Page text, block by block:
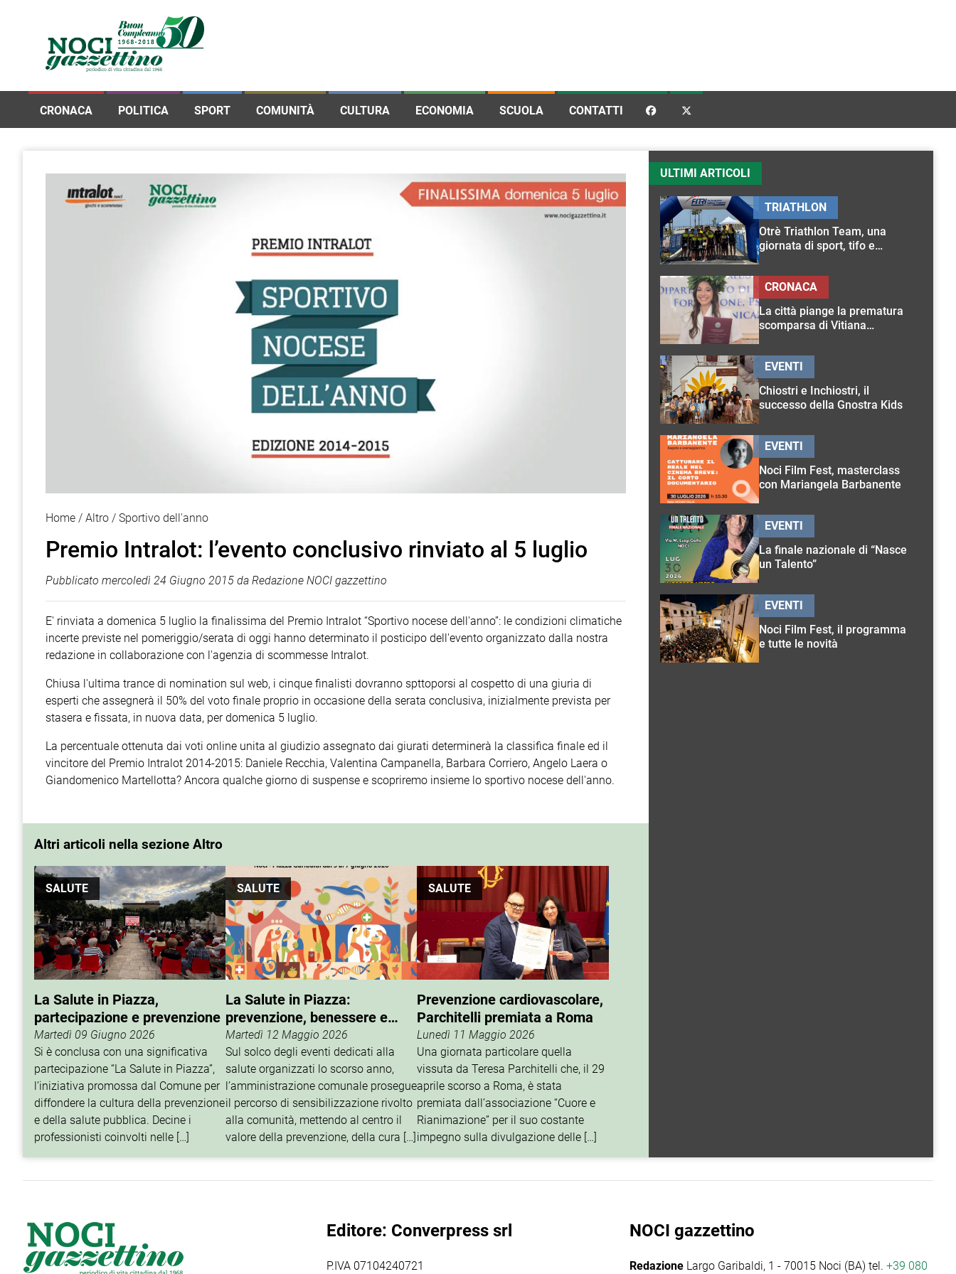
CRONACA POLITICA SPORT COMUNITÀ CULTURA ECONOMIA SCUOLA CONTATTI  
Home Altro Sportivo dell'anno
Premio Intralot: l’evento conclusivo rinviato al 5 luglio
Pubblicato mercoledì 24 Giugno 2015 da Redazione NOCI gazzettino
E' rinviata a domenica 5 luglio la finalissima del Premio Intralot “Sportivo nocese dell'anno”: le condizioni climatiche
incerte previste nel pomeriggio/serata di oggi hanno determinato il posticipo dell'evento organizzato dalla nostra
redazione in collaborazione con l'agenzia di scommesse Intralot.
Chiusa l'ultima trance di nomination sul web, i cinque finalisti dovranno spttoporsi al cospetto di una giuria di
esperti che assegnerà il 50% del voto finale proprio in occasione della serata conclusiva, inizialmente prevista per
stasera e fissata, in nuova data, per domenica 5 luglio.
La percentuale ottenuta dai voti online unita al giudizio assegnato dai giurati determinerà la classifica finale ed il
vincitore del Premio Intralot 2014-2015: Daniele Recchia, Valentina Campanella, Barbara Corriero, Angelo Laera o
Giandomenico Martellotta? Ancora qualche giorno di suspense e scopriremo insieme lo sportivo nocese dell'anno.
Altri articoli nella sezione Altro
SALUTE
La Salute in Piazza,
partecipazione e prevenzione
Martedì 09 Giugno 2026
Si è conclusa con una significativa
partecipazione “La Salute in Piazza”,
l’iniziativa promossa dal Comune per
diffondere la cultura della prevenzione
e della salute pubblica. Decine i
professionisti coinvolti nelle […]
SALUTE
La Salute in Piazza:
prevenzione, benessere e
qualità della vita
Martedì 12 Maggio 2026
Sul solco degli eventi dedicati alla
salute organizzati lo scorso anno,
l’amministrazione comunale prosegue
il percorso di sensibilizzazione rivolto
alla comunità, mettendo al centro il
valore della prevenzione, della cura […]
SALUTE
Prevenzione cardiovascolare,
Parchitelli premiata a Roma
Lunedì 11 Maggio 2026
Una giornata particolare quella
vissuta da Teresa Parchitelli che, il 29
aprile scorso a Roma, è stata
premiata dall’associazione “Cuore e
Rianimazione” per il suo costante
impegno sulla divulgazione delle […]
ULTIMI ARTICOLI
Otrè Triathlon Team, una
giornata di sport, tifo e
TRIATHLON
La città piange la prematura
scomparsa di Vitiana
CRONACA
Chiostri e Inchiostri, il
successo della Gnostra Kids
EVENTI
Noci Film Fest, masterclass
con Mariangela Barbanente
EVENTI
La finale nazionale di “Nasce
un Talento”
EVENTI
Noci Film Fest, il programma
e tutte le novità
EVENTI
Editore: Converpress srl
P.IVA 07104240721
NOCI gazzettino
Redazione Largo Garibaldi, 1 - 70015 Noci (BA) tel.+39 080